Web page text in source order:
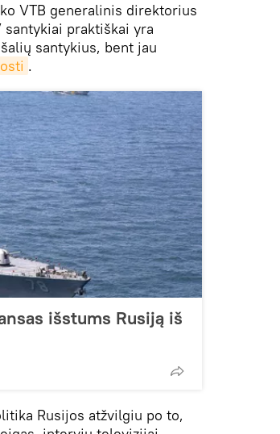
VTB generalinis direktorius
santykiai praktiškai yra
santykius, bent jau
.
išstums Rusiją iš
Rusijos atžvilgiu po to,